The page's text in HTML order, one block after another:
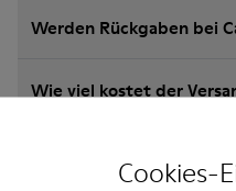
Cookies-
Werden Rückgaben bei
Wie viel kostet der